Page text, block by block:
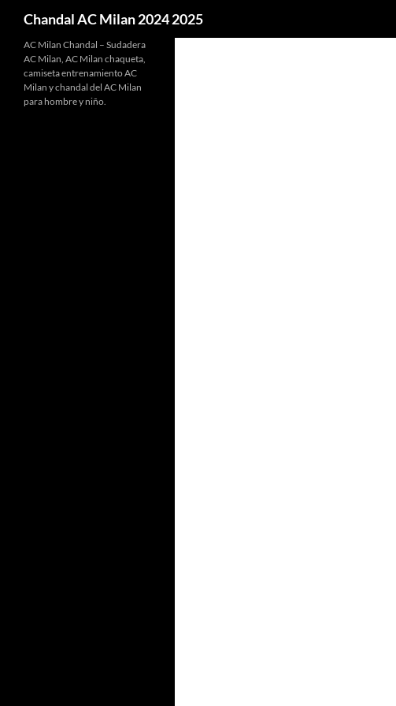
Chandal AC Milan 2024 2025
AC Milan Chandal – Sudadera
AC Milan, AC Milan chaqueta,
camiseta entrenamiento AC
Milan y chandal del AC Milan
para hombre y niño.